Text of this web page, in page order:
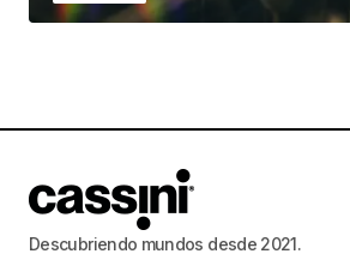
Descubriendo mundos desde 2021.